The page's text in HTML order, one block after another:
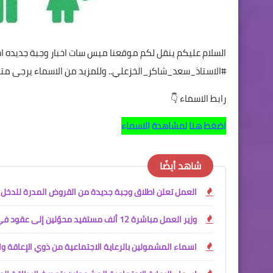
السلام عليكم ينقل لكم موقعنا ميس سات اخبار وجبة
#الاستاذ_سعد_شاكر_الخزعلي.. وللمزيد من الاسماء يرجى
رابط الاسماء 👇
اضغط هنا لمشاهدة الاسماء
شاهد أيضًا
العمل تعلن اطلاق وجبة جديدة من القروض المدرة للدخل
وزير العمل مباشرة 12 ألف مستفيد محوّلين إلى عقود في وزارة الداخلية
اسماء المشمولين بالرعاية الاجتماعية من ذوي الإعاقة